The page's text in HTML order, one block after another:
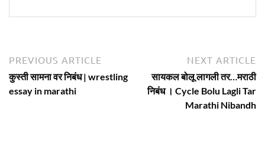
Post
navigation
PREVIOUS ARTICLE
article:
कुस्ती सामना वर निबंध | wrestling
essay in marathi
NEXT ARTICLE
सायकल बोलू लागली तर…मराठी
निबंध । Cycle Bolu Lagli Tar
Marathi Nibandh